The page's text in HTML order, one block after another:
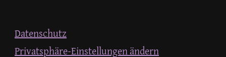
Datenschutz
Privatsphäre-Einstellungen ändern